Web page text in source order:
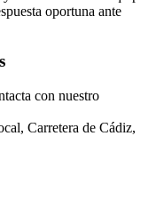
oportuna ante
con nuestro
Carretera de Cádiz,